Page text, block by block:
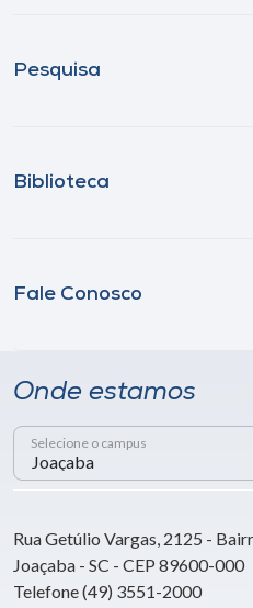
Pesquisa
Biblioteca
Fale Conosco
Onde estamos
Selecione o campus
Rua Getúlio Vargas, 2125 -
Joaçaba - SC - CEP 89600-000
Telefone (49) 3551-2000